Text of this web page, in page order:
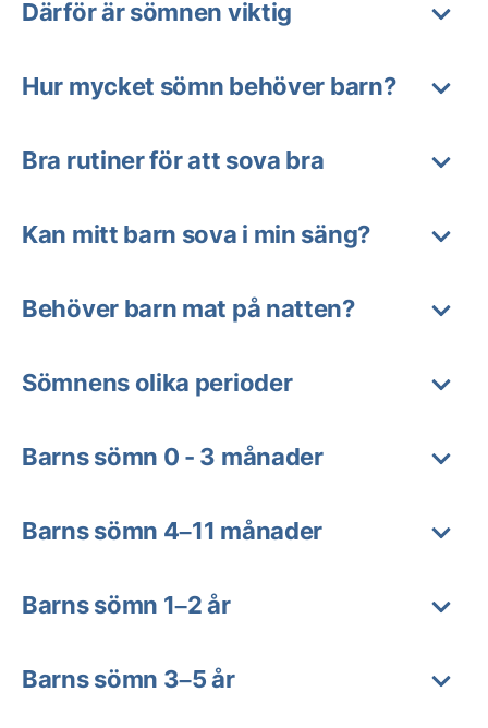
Därför är sömnen viktig
Hur mycket sömn behöver barn?
Bra rutiner för att sova bra
Kan mitt barn sova i min säng?
Behöver barn mat på natten?
Sömnens olika perioder
Barns sömn 0 - 3 månader
Barns sömn 4–11 månader
Barns sömn 1–2 år
Barns sömn 3–5 år